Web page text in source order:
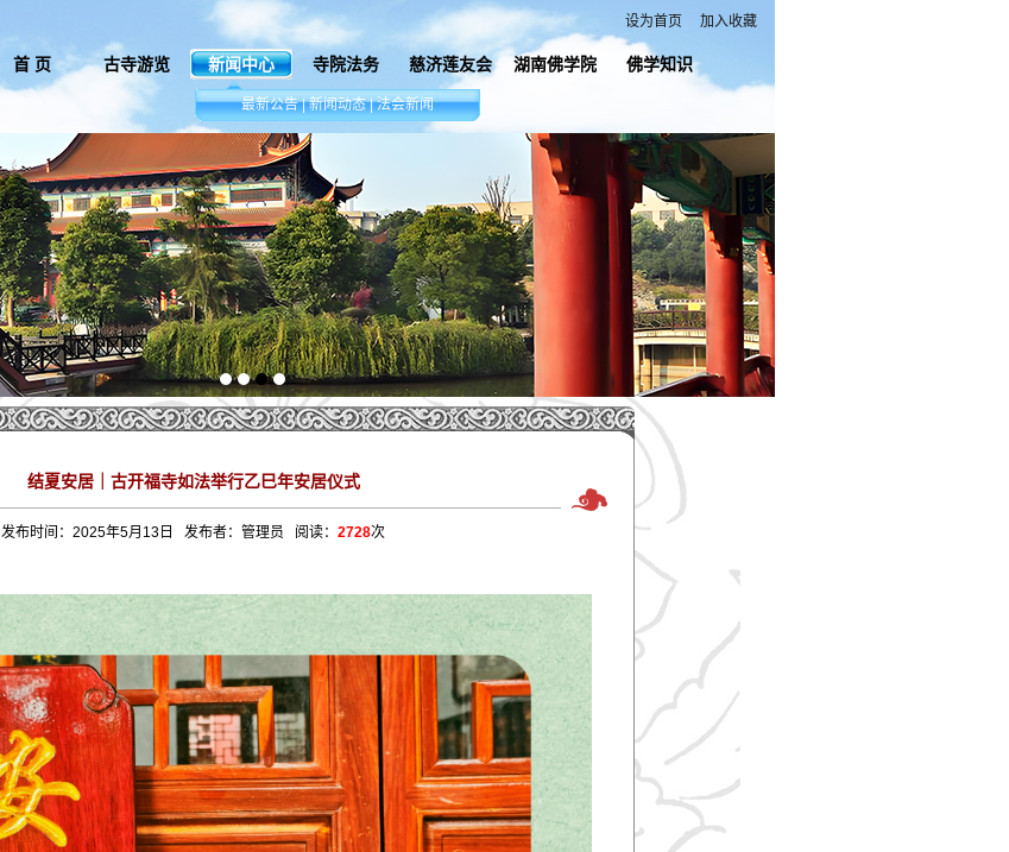
加入收藏
设为首页
首 页 古寺游览 新闻中心 寺院法务 慈济莲友会 湖南佛学院 佛学知识
.
最新公告|新闻动态|法会新闻
结夏安居｜古开福寺如法举行乙巳年安居仪式
发布时间：2025年5月13日 发布者：管理员 阅读： 2728次